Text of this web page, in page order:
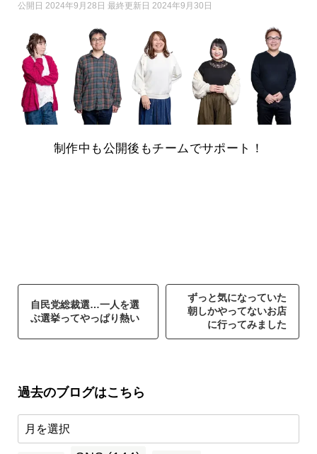
公開日 2024年9月28日 最終更新日 2024年9月30日
制作中も公開後もチームでサポート！
自民党総裁選…一人を選
ぶ選挙ってやっぱり熱い
ずっと気になっていた
朝しかやってないお店
に行ってみました
過去のブログはこちら